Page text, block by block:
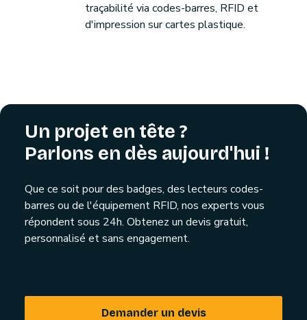
traçabilité via codes-barres, RFID et
d'impression sur cartes plastique.
Un projet en tête ?
Parlons en dès aujourd'hui !
Que ce soit pour des badges, des lecteurs codes-
barres ou de l'équipement RFID, nos experts vous
répondent sous 24h. Obtenez un devis gratuit,
personnalisé et sans engagement.
Demander un devis